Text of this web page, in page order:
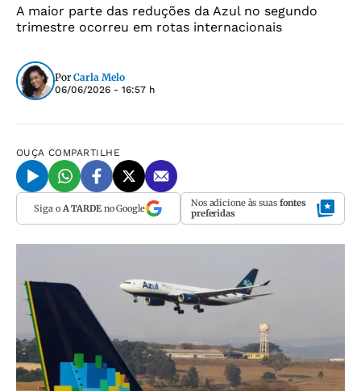
A maior parte das reduções da Azul no segundo
trimestre ocorreu em rotas internacionais
Por Carla Melo
06/06/2026 - 16:57 h
OUÇA COMPARTILHE
Siga o A TARDEno Google Nos adicione às suas fontes
preferidas